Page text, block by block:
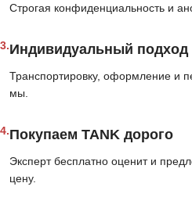
Строгая конфиденциальность и
3.Индивидуальный подход
Транспортировку, оформление и
мы.
4.Покупаем TANK дорого
Эксперт бесплатно оценит и
цену.